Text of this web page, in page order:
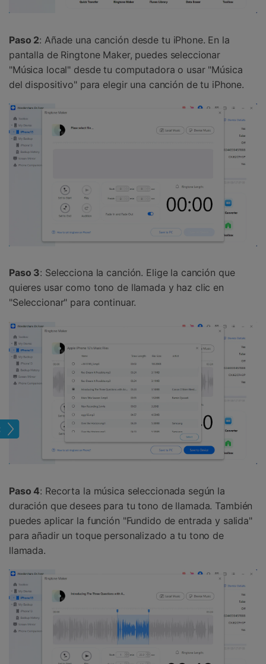
Paso 2: Añade una canción desde tu iPhone. En la
pantalla de Ringtone Maker, puedes seleccionar
"Música local" desde tu computadora o usar "Música
del dispositivo" para elegir una canción de tu iPhone.
Paso 3: Selecciona la canción. Elige la canción que
quieres usar como tono de llamada y haz clic en
"Seleccionar" para continuar.
Paso 4: Recorta la música seleccionada según la
duración que desees para tu tono de llamada. También
puedes aplicar la función "Fundido de entrada y salida"
para añadir un toque personalizado a tu tono de
llamada.